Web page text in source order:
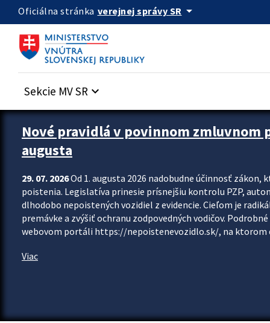
Preskocit na hlavný obsah
Oficiálna stránka verejnej správy SR arrow_drop_down
Sekcie MV SR keyboard_arrow_down
Zastavit automatický posun upútavok
Nové pravidlá v povinnom zmluvnom
augusta
29. 07. 2026Od 1. augusta 2026 nadobudne účinnosť
poistenia. Legislatíva prinesie prísnejšiu kontrolu PZP,
dlhodobo nepoistených vozidiel z evidencie. Cieľom je
premávke a zvýšiť ochranu zodpovedných vodičov.
webovom portáli https://nepoistenevozidlo.sk/, na ktorom
Viac